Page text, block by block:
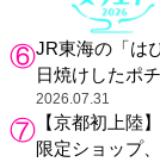
JR東海の「は
日焼けしたポ
グッズが登場
2026.07.31
【京都初上陸
限定ショップ